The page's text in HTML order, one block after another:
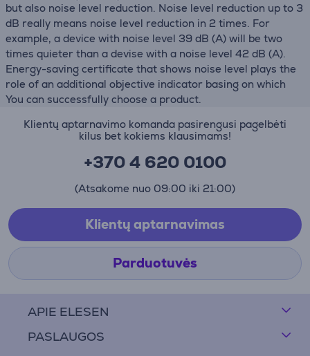
but also noise level reduction. Noise level reduction up to 3
dB really means noise level reduction in 2 times. For
example, a device with noise level 39 dB (А) will be two
times quieter than a devise with a noise level 42 dB (А).
Energy-saving certificate that shows noise level plays the
role of an additional objective indicator basing on which
You can successfully choose a product.
APIE ELESEN
PASLAUGOS
Klientų aptarnavimo komanda pasirengusi pagelbėti
kilus bet kokiems klausimams!
+370 4 620 0100
(Atsakome nuo 09:00 iki 21:00)
Klientų aptarnavimas
Parduotuvės